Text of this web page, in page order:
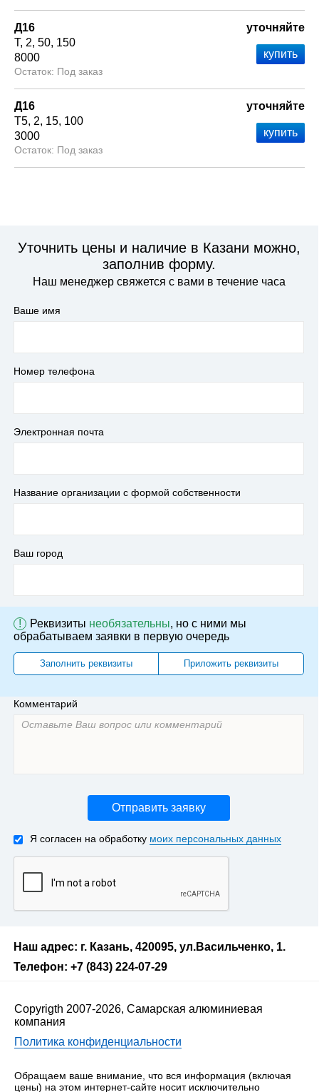
Д16
Т 2 50 150
8000
Под заказ
уточняйте
Д16
Т5 2 15 100
3000
Под заказ
уточняйте
Уточнить цены и наличие в Казани можно,
заполнив форму.
Наш менеджер свяжется с вами в течение часа
Ваше имя
Номер телефона
Электронная почта
Название организации с формой собственности
Ваш город
! Реквизиты необязательны, но с ними мы
обрабатываем заявки в первую очередь
Заполнить реквизиты Приложить реквизиты
Комментарий
Отправить заявку
Я согласен на обработку моих персональных данных
Наш адрес: г. Казань, 420095, ул.Васильченко, 1.
Телефон: +7 (843) 224-07-29
Copyrigth 2007-2026, Самарская алюминиевая
компания
Политика конфиденциальности
Обращаем ваше внимание, что вся информация (включая
цены) на этом интернет-сайте носит исключительно